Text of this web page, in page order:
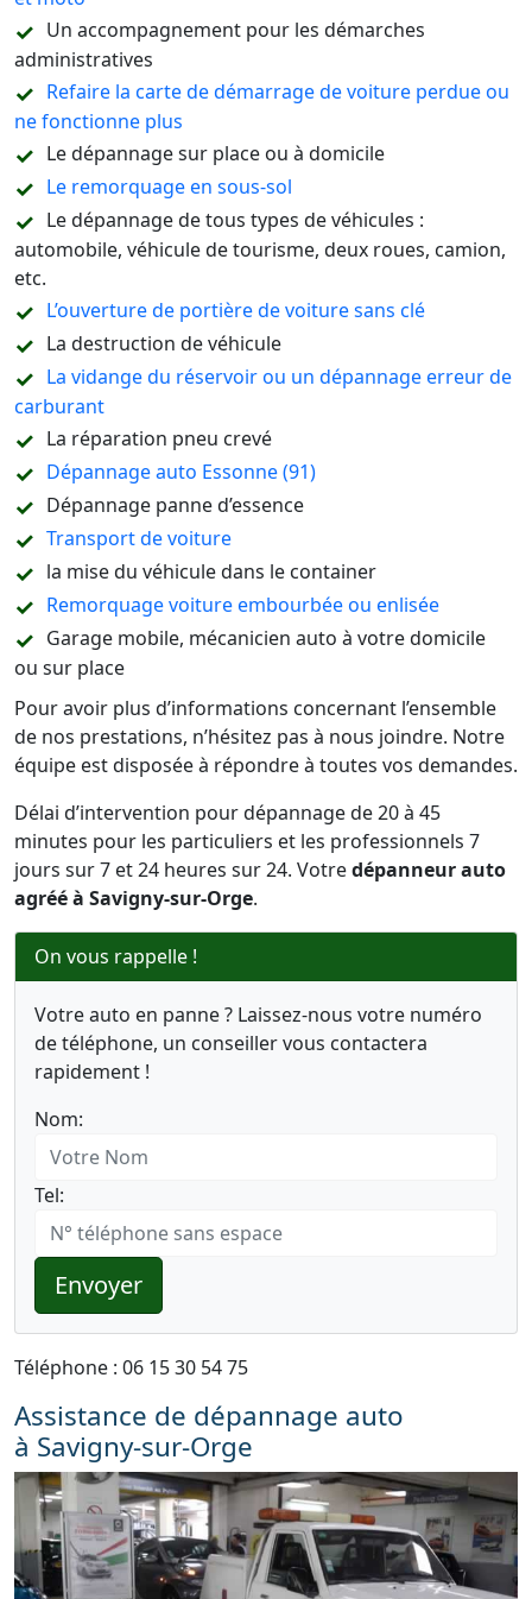
Un accompagnement pour les démarches
administratives
Refaire la carte de démarrage de voiture perdue ou
ne fonctionne plus
Le dépannage sur place ou à domicile
Le remorquage en sous-sol
Le dépannage de tous types de véhicules :
automobile, véhicule de tourisme, deux roues, camion,
etc.
L’ouverture de portière de voiture sans clé
La destruction de véhicule
La vidange du réservoir ou un dépannage erreur de
carburant
La réparation pneu crevé
Dépannage auto Essonne (91)
Dépannage panne d’essence
Transport de voiture
la mise du véhicule dans le container
Remorquage voiture embourbée ou enlisée
Garage mobile, mécanicien auto à votre domicile
ou sur place
Pour avoir plus d’informations concernant l’ensemble
de nos prestations, n’hésitez pas à nous joindre. Notre
équipe est disposée à répondre à toutes vos demandes.
Délai d’intervention pour dépannage de 20 à 45
minutes pour les particuliers et les professionnels 7
jours sur 7 et 24 heures sur 24. Votredépanneur auto
agréé à Savigny-sur-Orge.
On vous rappelle !
Votre auto en panne ? Laissez-nous votre numéro
de téléphone, un conseiller vous contactera
rapidement !
Nom:
Tel:
Envoyer
Téléphone : 06 15 30 54 75
Assistance de dépannage auto
à Savigny-sur-Orge